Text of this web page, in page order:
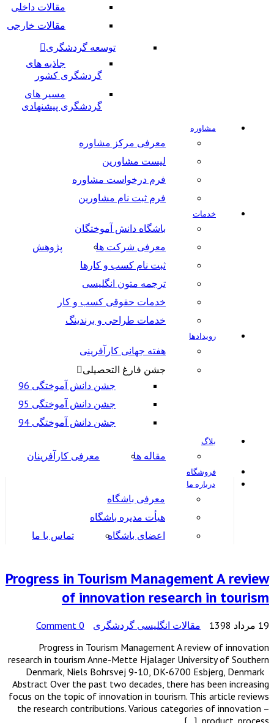
مقالات داخلی
مقالات خارجی
توسعه گردشگری
جاذبه های
گردشگری کشور
مسیر های
گردشگری پیشنهادی
مشاوره
معرفی مرکز مشاوره
لیست مشاورین
فرم درخواست مشاوره
فرم ثبت نام مشاورین
خدمات
باشگاه دانش آموختگان
معرفی شرکت ها
پژوهش
ثبت نام کسب و کارها
ترجمه متون انگلیسی
خدمات حقوقی کسب و کار
خدمات طراحی و برندینگ
رویدادها
هفته جهانی کارآفرینی
جشن فارغ التحصیلی
جشن دانش آموختگی 96
جشن دانش آموختگی 95
جشن دانش آموختگی 94
بلاگ
مقاله ها معرفی کارآفرینان
فروشگاه
درباره ما
معرفی باشگاه
هیأت مدیره باشگاه
اعضای باشگاه
تماس با ما
Progress in Tourism Management A review
of innovation research in tourism
19 مرداد 1398 مقالات انگلیسی گردشگری
0 Comment
Progress in Tourism Management A review of innovation
research in tourism Anne-Mette Hjalager University of Southern
Denmark, Niels Bohrsvej 9-10, DK-6700 Esbjerg, Denmark
Abstract Over the past two decades, there has been increasing
focus on the topic of innovation in tourism. This article reviews
the research contributions. Various categories of innovation –
product, process, […]